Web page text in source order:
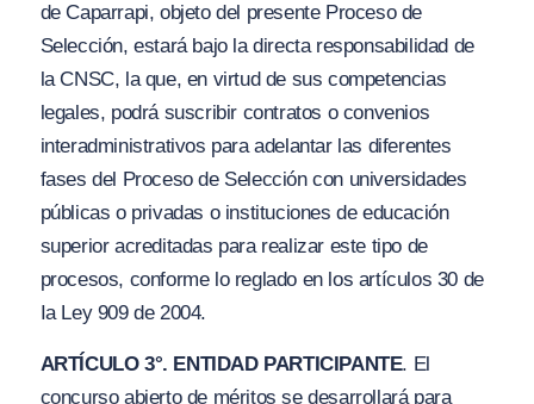
de Caparrapi, objeto del presente Proceso de
Selección, estará bajo la directa responsabilidad de
la CNSC, la que, en virtud de sus competencias
legales, podrá suscribir contratos o convenios
interadministrativos para adelantar las diferentes
fases del Proceso de Selección con universidades
públicas o privadas o instituciones de educación
superior acreditadas para realizar este tipo de
procesos, conforme lo reglado en los artículos 30 de
Ia Ley 909 de 2004.
ARTÍCULO 3°. ENTIDAD PARTICIPANTE. El
concurso abierto de méritos se desarrollará para